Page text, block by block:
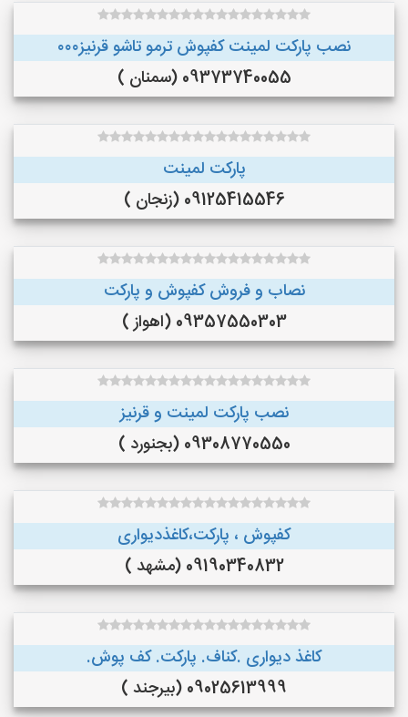
نصب پارکت لمینت کفپوش ترمو تاشو قرنیز۰۰۰
09373740055 (سمنان )
پارکت لمینت
09125415546 (زنجان )
نصاب و فروش کفپوش و پارکت
09357550303 (اهواز )
نصب پارکت لمینت و قرنیز
09308770550 (بجنورد )
کفپوش ، پارکت،کاغذدیواری
09190340832 (مشهد )
کاغذ دیواری .کناف. پارکت. کف پوش.
09025613999 (بیرجند )